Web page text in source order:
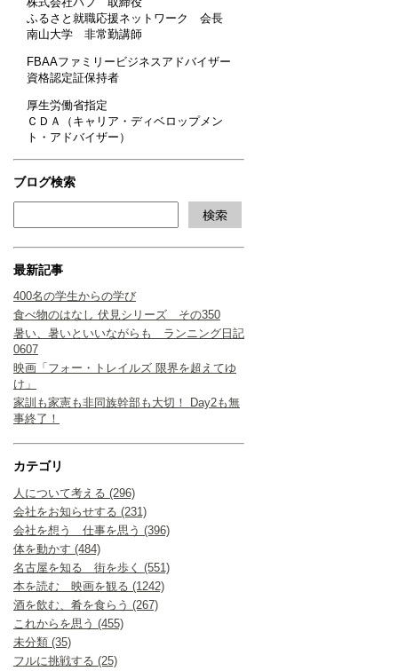
ふるさと就職応援ネットワーク 会長
南山大学 非常勤講師
FBAAファミリービジネスアドバイザー
資格認定証保持者
厚生労働省指定
ＣＤＡ（キャリア・ディベロップメン
ト・アドバイザー）
ブログ検索
最新記事
400名の学生からの学び
食べ物のはなし 伏見シリーズ その350
暑い、暑いといいながらも ランニング日記
0607
映画「フォー・トレイルズ 限界を超えてゆ
け」
家訓も家憲も非同族幹部も大切！ Day2も無
事終了！
カテゴリ
人について考える (296)
会社をお知らせする (231)
会社を想う 仕事を思う (396)
体を動かす (484)
名古屋を知る 街を歩く (551)
本を読む 映画を観る (1242)
酒を飲む、肴を食らう (267)
これからを思う (455)
未分類 (35)
フルに挑戦する (25)